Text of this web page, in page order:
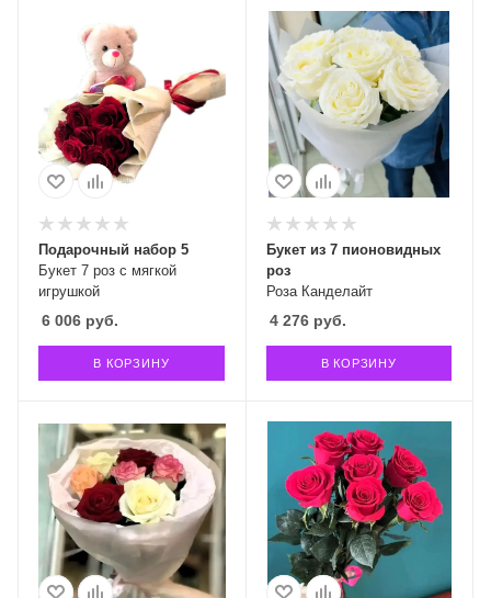
Букет 7 роз с мягкой
игрушкой
Подарочный набор 5
6 006 руб.
В КОРЗИНУ
Роза Канделайт
Букет из 7 пионовидных
роз
4 276руб.
В КОРЗИНУ